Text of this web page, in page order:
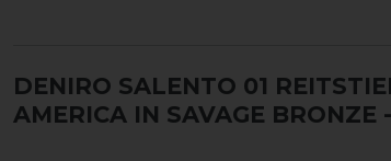
DENIRO SALENTO 01
AMERICA IN SAVAGE BRONZE